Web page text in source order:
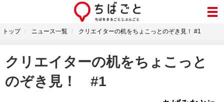
トップ ニュース一覧 クリエイターの机をちょこっとのぞき見！ #1
クリエイターの机をちょこっと
のぞき見！ #1